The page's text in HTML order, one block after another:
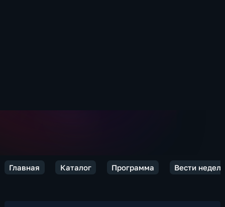
Главная Каталог Программа Вести недели